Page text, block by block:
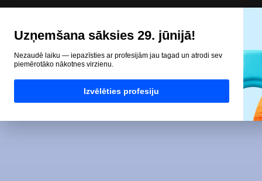
Uzņemšana sāksies 29. jūnijā!
Nezaudē laiku — iepazīsties ar profesijām jau tagad un atrodi sev
piemērotāko nākotnes virzienu.
Izvēlēties profesiju